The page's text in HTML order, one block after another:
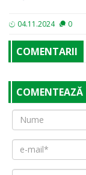
04.11.2024 0
COMENTARII
COMENTEAZĂ